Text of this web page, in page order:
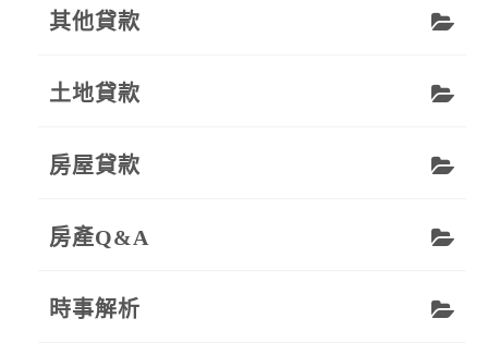
其他貸款
土地貸款
房屋貸款
房產Q&A
時事解析